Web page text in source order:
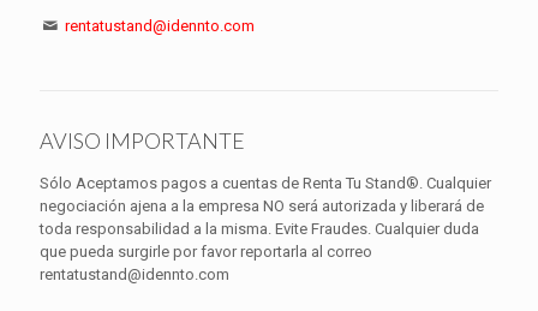
rentatustand@idennto.com
AVISO IMPORTANTE
Sólo Aceptamos pagos a cuentas de Renta Tu Stand®. Cualquier
negociación ajena a la empresa NO será autorizada y liberará de
toda responsabilidad a la misma. Evite Fraudes. Cualquier duda
que pueda surgirle por favor reportarla al correo
rentatustand@idennto.com